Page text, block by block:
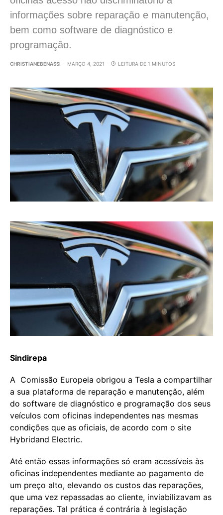
informações sobre reparação e manutenção,
bem como software de diagnóstico e
programação.
CHRISTIANEBENASSI MARÇO 4, 2021 LEITURA DE 1 MINUTOS
Sindirepa
A Comissão Europeia obrigou a Tesla a compartilhar
a sua plataforma de reparação e manutenção, além
do software de diagnóstico e programação dos seus
veículos com oficinas independentes nas mesmas
condições que as oficiais, de acordo com o site
Hybridand Electric.
Até então essas informações só eram acessíveis às
oficinas independentes mediante ao pagamento de
um preço alto, elevando os custos das reparações,
que uma vez repassadas ao cliente, inviabilizavam as
reparações. Tal prática é contrária à legislação